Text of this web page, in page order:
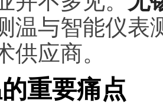
温与智能仪表
供应商。
重要痛点